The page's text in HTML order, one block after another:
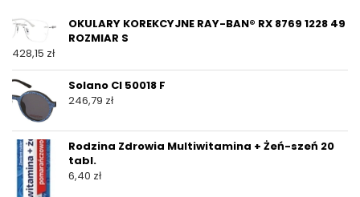
OKULARY KOREKCYJNE RAY-BAN® RX 8769 1228 49
ROZMIAR S
428,15 zł
Solano Cl 50018 F
246,79 zł
Rodzina Zdrowia Multiwitamina + Żeń-szeń 20
tabl.
6,40 zł